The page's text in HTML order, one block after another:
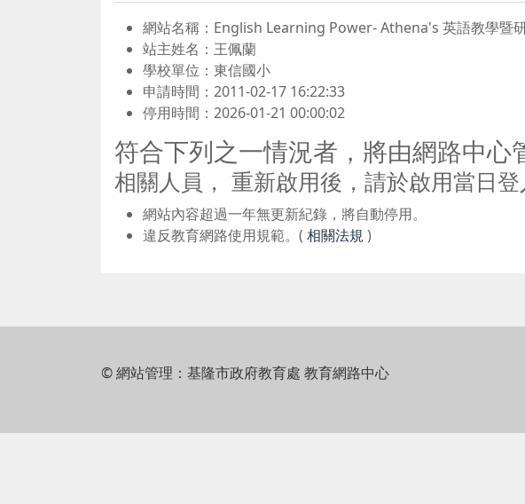
網站名稱：English Learning Power- Athena's 英語教學暨
站主姓名：王佩蘭
學校單位：東信國小
申請時間：2011-02-17 16:22:33
停用時間：2026-01-21 00:00:02
符合下列之一情況者，將由網路中心
相關人員， 重新啟用後，請於啟用當日
網站內容超過一年無更新紀錄，將自動停用。
違反教育網路使用規範。( 相關法規 )
© 網站管理：基隆市政府教育處 教育網路中心